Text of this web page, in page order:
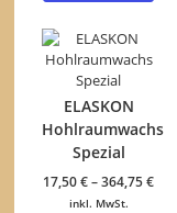
ELASKON
Hohlraumwachs
Spezial
17,50€–364,75€
inkl. MwSt.